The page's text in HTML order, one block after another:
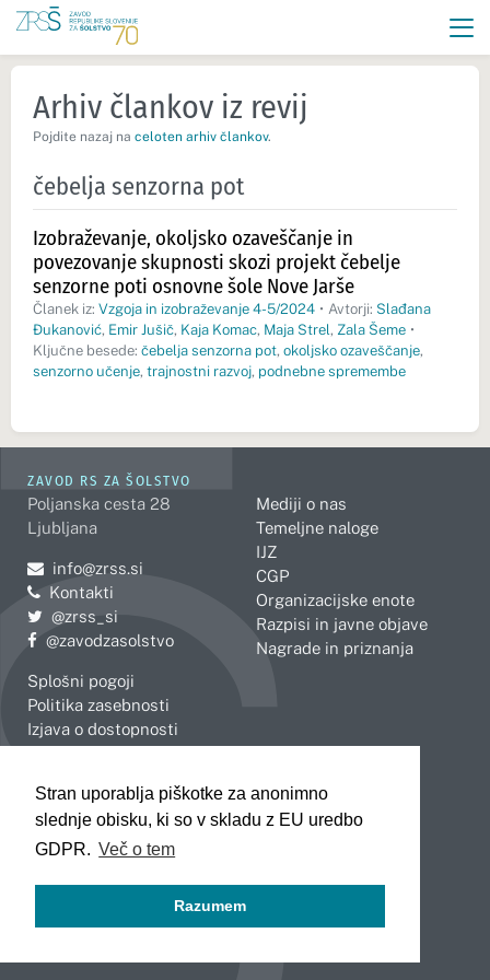
Stran uporablja piškotke za anonimno
slednje obisku, ki so v skladu z EU uredbo
GDPR. Več o tem
Razumem
Arhiv člankov iz revij
Pojdite nazaj na celoten arhiv člankov.
čebelja senzorna pot
Izobraževanje, okoljsko ozaveščanje in
povezovanje skupnosti skozi projekt čebelje
senzorne poti osnovne šole Nove Jarše
Članek iz: Vzgoja in izobraževanje 4-5/2024 • Avtorji: Slađana
Đukanović, Emir Jušič, Kaja Komac, Maja Strel, Zala Šeme •
Ključne besede: čebelja senzorna pot, okoljsko ozaveščanje,
senzorno učenje, trajnostni razvoj, podnebne spremembe
ZAVOD RS ZA ŠOLSTVO
Poljanska cesta 28
Ljubljana
Pošljite e-mail na
info@zrss.si
Kontakti
Pojdite na Twitter:
@zrss_si
Pojdite na Facebook:
@zavodzasolstvo
Splošni pogoji
Politika zasebnosti
Izjava o dostopnosti
Mediji o nas
Temeljne naloge
IJZ
CGP
Organizacijske enote
Razpisi in javne objave
Nagrade in priznanja
Celje
Koper
Kranj
Novo mesto
Slovenj Gradec